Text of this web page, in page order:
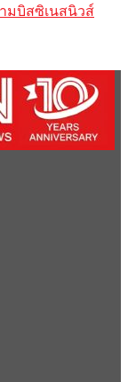
มบิสซิเนสนิวส์